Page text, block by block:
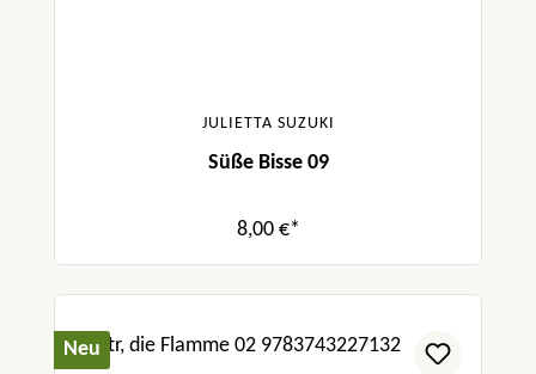
JULIETTA SUZUKI
Süße Bisse 09
8,00 €*
Neu